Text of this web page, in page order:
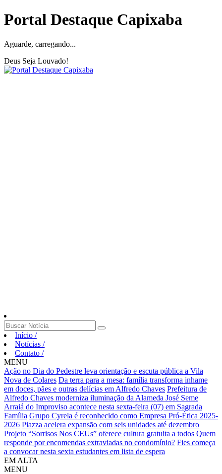
Portal Destaque Capixaba
Aguarde, carregando...
Deus Seja Louvado!
Início /
Notícias /
Contato /
MENU
Ação no Dia do Pedestre leva orientação e escuta pública a Vila
Nova de Colares Da terra para a mesa: família transforma inhame
em doces, pães e outras delícias em Alfredo Chaves Prefeitura de
Alfredo Chaves moderniza iluminação da Alameda José Seme
Arraiá do Improviso acontece nesta sexta-feira (07) em Sagrada
Família Grupo Cyrela é reconhecido como Empresa Pró-Ética 2025-
2026 Piazza acelera expansão com seis unidades até dezembro
Projeto “Sorrisos Nos CEUs” oferece cultura gratuita a todos Quem
responde por encomendas extraviadas no condomínio? Fies começa
a convocar nesta sexta estudantes em lista de espera
EM ALTA
MENU